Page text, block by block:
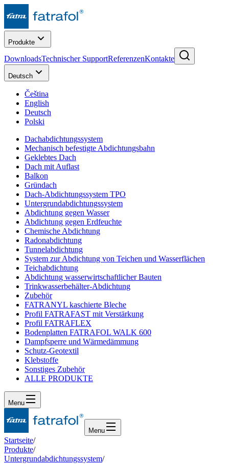
Produkte
DownloadsTechnischer SupportReferenzenKontakte
Deutsch
Čeština
English
Deutsch
Polski
Dachabdichtungssystem
Mechanisch befestigte Abdichtungsbahn
Geklebtes Dach
Dach mit Auflast
Balkon
Gründach
Dach-Abdichtungssystem TPO
Untergrundabdichtungssystem
Abdichtung gegen Wasser
Abdichtung gegen Erdfeuchte
Chemische Abdichtung
Radonabdichtung
Tunnelabdichtung
System zur Abdichtung von Teichen und Wasserflächen
Teichabdichtung
Abdichtung wasserwirtschaftlicher Bauten
Trinkwasserbehälter-Abdichtung
Zubehör
FATRANYL kaschierte Bleche
Profil FATRAFAST mit Verstärkung
Profil FATRAFLEX
Bodenplatten FATRAFOL WALK 600
Dampfsperre und Wärmedämmung
Schutz-Geotextil
Klebstoffe
Sonstiges Zubehör
ALLE PRODUKTE
Menu
Menu
Startseite/
Produkte/
Untergrundabdichtungssystem/